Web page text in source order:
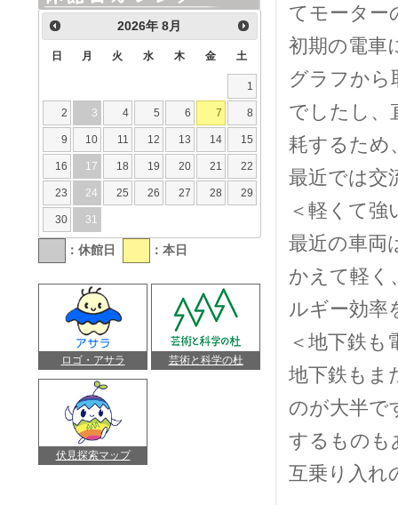
てモーター
初期の電車
グラフから
でしたし、
耗するため
最近では交
＜軽くて強
最近の車両
かえて軽く
ルギー効率
＜地下鉄も
地下鉄もま
のが大半で
するものも
互乗り入れ
2026年8月
日 月 火 水 木 金 土
1
2 3 4 5 6 7 8
9 10 11 12 13 14 15
16 17 18 19 20 21 22
23 24 25 26 27 28 29
30 31
：休館日 ：本日
ロゴ・アサラ 芸術と科学の杜
伏見探索マップ